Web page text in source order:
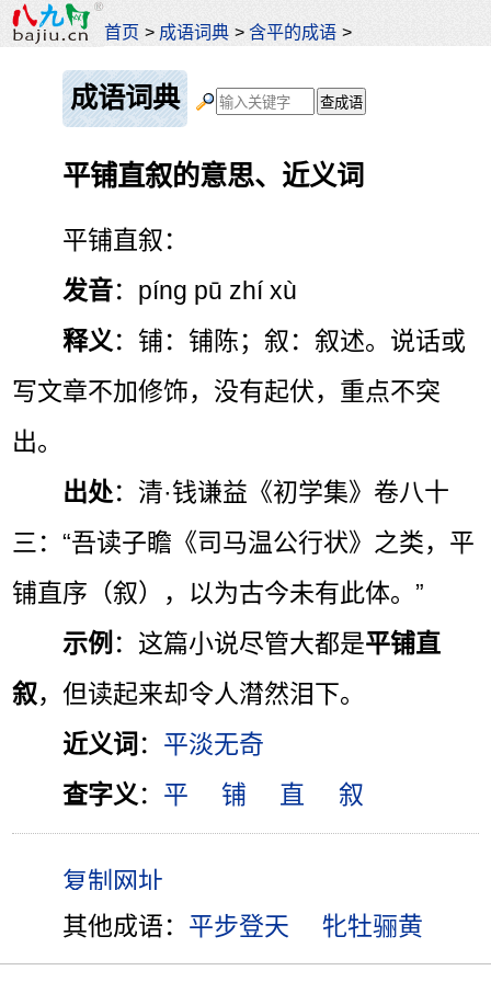
首页 > 成语词典 >含平的成语 >
成语词典
平铺直叙的意思、近义词
平铺直叙：
发音：píng pū zhí xù
释义 ：铺：铺陈；叙：叙述。说话或
写文章不加修饰，没有起伏，重点不突
出。
出处：清·钱谦益《初学集》卷八十
三：“吾读子瞻《司马温公行状》之类，平
铺直序（叙），以为古今未有此体。”
示例 ：这篇小说尽管大都是平铺直
叙，但读起来却令人潸然泪下。
近义词 ： 平淡无奇
查字义 ： 平 铺 直 叙
其他成语： 平步登天 牝牡骊黄